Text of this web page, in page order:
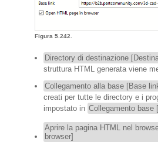
Figura 5.242.
Directory di destinazione
struttura HTML generata viene
Collegamento alla base [Base
creati per tutte le directory e i
impostato in Collegamento base
Aprire la pagina HTML nel
browser]